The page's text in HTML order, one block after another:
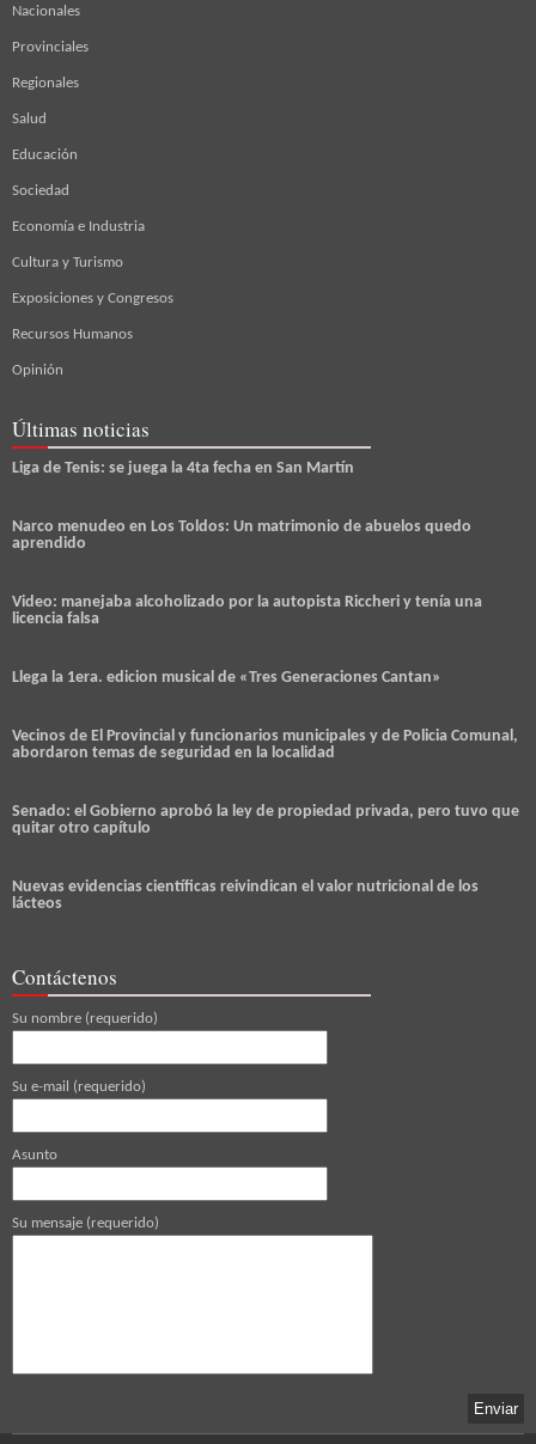
Nacionales
Provinciales
Regionales
Salud
Educación
Sociedad
Economía e Industria
Cultura y Turismo
Exposiciones y Congresos
Recursos Humanos
Opinión
Últimas noticias
Liga de Tenis: se juega la 4ta fecha en San Martín
Narco menudeo en Los Toldos: Un matrimonio de abuelos quedo
aprendido
Video: manejaba alcoholizado por la autopista Riccheri y tenía una
licencia falsa
Llega la 1era. edicion musical de «Tres Generaciones Cantan»
Vecinos de El Provincial y funcionarios municipales y de Policia Comunal,
abordaron temas de seguridad en la localidad
Senado: el Gobierno aprobó la ley de propiedad privada, pero tuvo que
quitar otro capítulo
Nuevas evidencias científicas reivindican el valor nutricional de los
lácteos
Contáctenos
Su nombre (requerido)
Su e-mail (requerido)
Asunto
Su mensaje (requerido)